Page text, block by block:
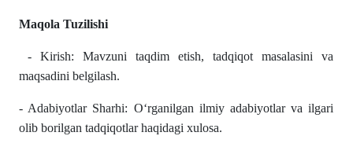
Maqola Tuzilishi
- Kirish: Mavzuni taqdim etish, tadqiqot masalasini va
maqsadini belgilash.
- Adabiyotlar Sharhi: Oʻrganilgan ilmiy adabiyotlar va ilgari
olib borilgan tadqiqotlar haqidagi xulosa.